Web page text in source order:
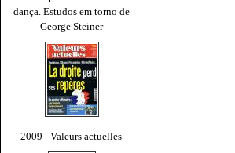
dança. Estudos em torno de
George Steiner
2009 - Valeurs actuelles